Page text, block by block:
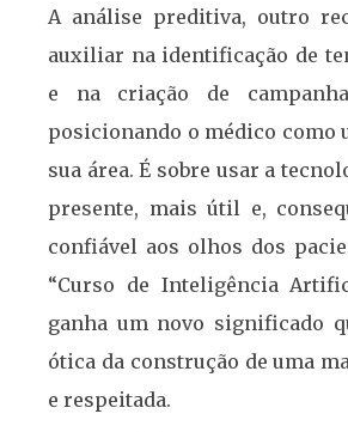
A análise preditiva, outro
auxiliar na identificação de
e na criação de
posicionando o médico como
sua área. É sobre usar a
presente, mais útil e,
confiável aos olhos dos
“Curso de Inteligência
ganha um novo significado
ótica da construção de uma
e respeitada.